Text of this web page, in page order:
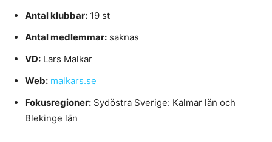
Antal klubbar: 19 st
Antal medlemmar: saknas
VD: Lars Malkar
Web: malkars.se
Fokusregioner: Sydöstra Sverige: Kalmar län och
Blekinge län